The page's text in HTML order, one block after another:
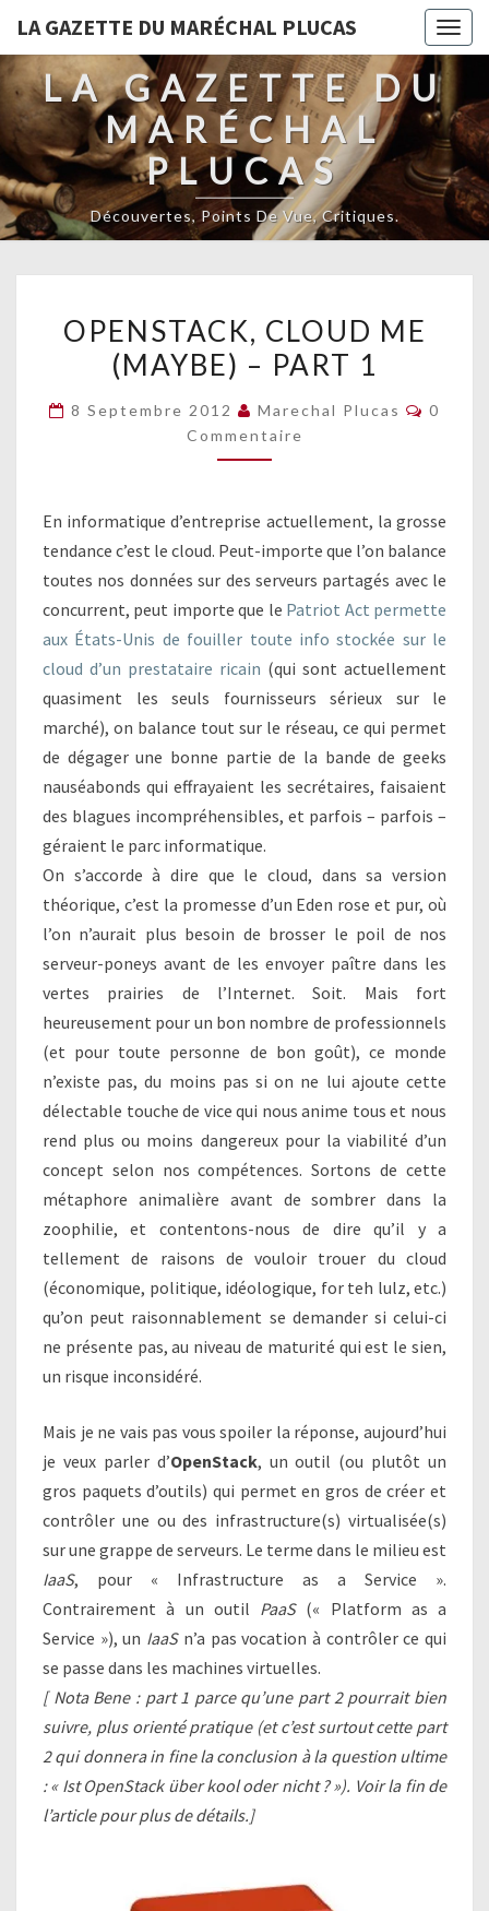
LA GAZETTE DU MARÉCHAL PLUCAS
LA GAZETTE DU
MARÉCHAL
PLUCAS
Découvertes, Points De Vue, Critiques.
CLOUD
ME
–
PART
OPENSTACK, CLOUD ME
(MAYBE) – PART 1
8 Septembre 2012 Marechal Plucas
0
Commentaire
En informatique d’entreprise actuellement, la grosse
tendance c’est le cloud. Peut-importe que l’on balance
toutes nos données sur des serveurs partagés avec le
concurrent, peut importe que le Patriot Act permette
aux États-Unis de fouiller toute info stockée sur le
cloud d’un prestataire ricain (qui sont actuellement
quasiment les seuls fournisseurs sérieux sur le
marché), on balance tout sur le réseau, ce qui permet
de dégager une bonne partie de la bande de geeks
nauséabonds qui effrayaient les secrétaires, faisaient
des blagues incompréhensibles, et parfois – parfois –
géraient le parc informatique.
On s’accorde à dire que le cloud, dans sa version
théorique, c’est la promesse d’un Eden rose et pur, où
l’on n’aurait plus besoin de brosser le poil de nos
serveur-poneys avant de les envoyer paître dans les
vertes prairies de l’Internet. Soit. Mais fort
heureusement pour un bon nombre de professionnels
(et pour toute personne de bon goût), ce monde
n’existe pas, du moins pas si on ne lui ajoute cette
délectable touche de vice qui nous anime tous et nous
rend plus ou moins dangereux pour la viabilité d’un
concept selon nos compétences. Sortons de cette
métaphore animalière avant de sombrer dans la
zoophilie, et contentons-nous de dire qu’il y a
tellement de raisons de vouloir trouer du cloud
(économique, politique, idéologique, for teh lulz, etc.)
qu’on peut raisonnablement se demander si celui-ci
ne présente pas, au niveau de maturité qui est le sien,
un risque inconsidéré.
Mais je ne vais pas vous spoiler la réponse, aujourd’hui
je veux parler d’OpenStack, un outil (ou plutôt un
gros paquets d’outils) qui permet en gros de créer et
contrôler une ou des infrastructure(s) virtualisée(s)
sur une grappe de serveurs. Le terme dans le milieu est
IaaS, pour « Infrastructure as a Service ».
Contrairement à un outil PaaS(« Platform as a
Service »), un IaaSn’a pas vocation à contrôler ce qui
se passe dans les machines virtuelles.
[ Nota Bene : part 1 parce qu’une part 2 pourrait bien
suivre, plus orienté pratique (et c’est surtout cette part
2 qui donnera in fine la conclusion à la question ultime
: « Ist OpenStack über kool oder nicht ? »). Voir la fin de
l’article pour plus de détails.]